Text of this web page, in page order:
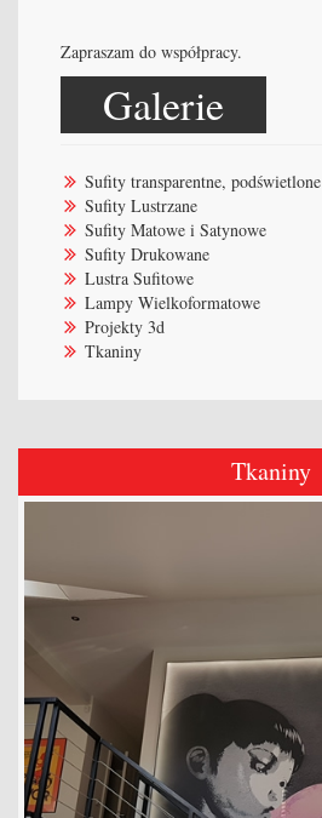
Zapraszam do współpracy.
Galerie
Sufity transparentne, podświetlone
Sufity Lustrzane
Sufity Matowe i Satynowe
Sufity Drukowane
Lustra Sufitowe
Lampy Wielkoformatowe
Projekty 3d
Tkaniny
Tkaniny